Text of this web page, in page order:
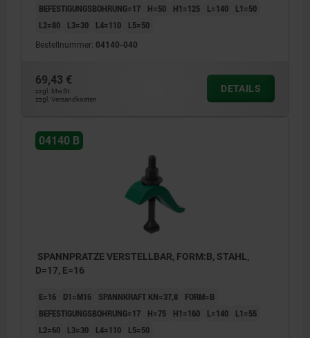
BEFESTIGUNGSBOHRUNG=17
H=50 H1=125 L=140
L1=50
L2=80
L3=30 L4=110 L5=50
Bestellnummer: 04140-040
69,43 €
zzgl. MwSt.
zzgl. Versandkosten
DETAILS
04140 B
SPANNPRATZE VERSTELLBAR, FORM:B, STAHL,
D=17, E=16
E=16 D1=M16 SPANNKRAFT KN=37,8
FORM=B
BEFESTIGUNGSBOHRUNG=17
H=75 H1=160 L=140
L1=55
L2=60
L3=30 L4=110 L5=50